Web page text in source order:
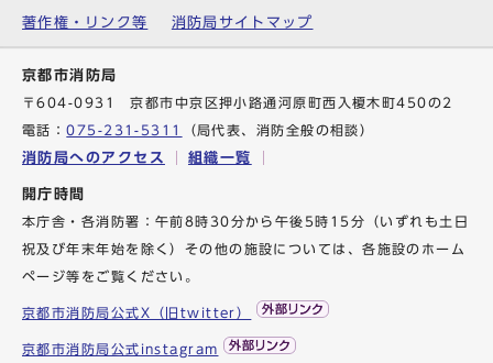
著作権・リンク等 消防局サイトマップ
京都市消防局
〒604-0931 京都市中京区押小路通河原町西入榎木町450の2
電話：075-231-5311 （局代表、消防全般の相談）
消防局へのアクセス 組織一覧
開庁時間
本庁舎・各消防署：午前8時30分から午後5時15分（いずれも土日
祝及び年末年始を除く）その他の施設については、各施設のホーム
ページ等をご覧ください。
京都市消防局公式X（旧twitter）
京都市消防局公式instagram